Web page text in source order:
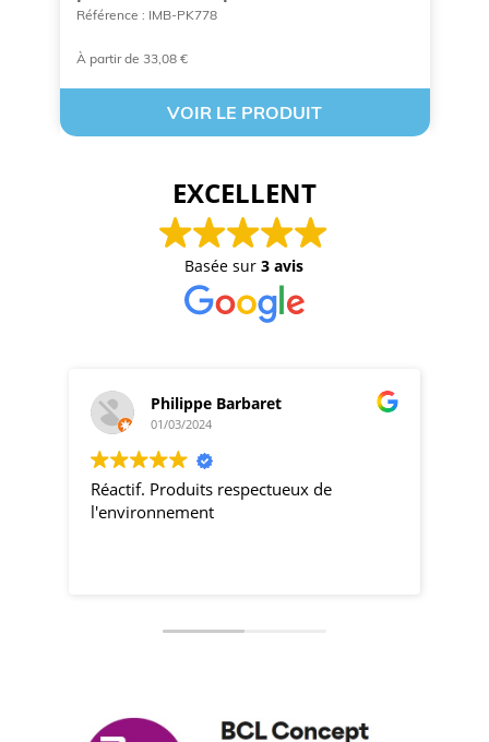
Référence : IMB-PK778
À partir de 33,08 €
VOIR LE PRODUIT
EXCELLENT
Basée sur3 avis
Philippe Barbaret
01/03/2024
Réactif. Produits respectueux de
l'environnement